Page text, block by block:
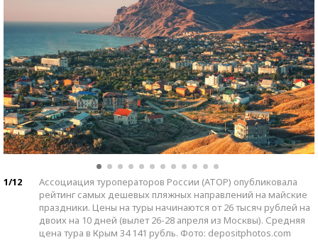
1/12
Ассоциация туроператоров России (АТОР) опубликовала
рейтинг самых дешевых пляжных направлений на майские
праздники. Цены на туры начинаются от 26 тысяч рублей на
двоих на 10 дней (вылет 26-28 апреля из Москвы). Средняя
цена тура в Крым 34 141 рубль. Фото: depositphotos.com